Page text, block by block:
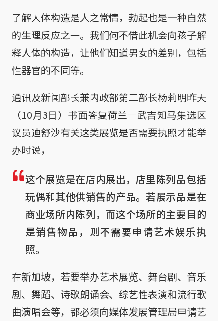
了解人体构造是人之常情，勃起也是一种自然
的生理反应之一。我们何不借此机会向孩子解
释人体的构造，让他们知道男女的差别，包括
性器官的不同等。
通讯及新闻部长兼内政部第二部长杨莉明昨天
（10月3日）书面答复荷兰—武吉知马集选区
议员迪舒沙有关这类展览是否需要执照才能举
办时说，
这个展览是在店内展出，店里陈列品包括
玩偶和其他供销售的产品。若展示品是在
商业场所内陈列，而这个场所的主要目的
是销售物品，则不需要申请艺术娱乐执
照。
在新加坡，若要举办艺术展览、舞台剧、音乐
剧、舞蹈、诗歌朗诵会、综艺性表演和流行歌
曲演唱会等，都必须向媒体发展管理局申请艺